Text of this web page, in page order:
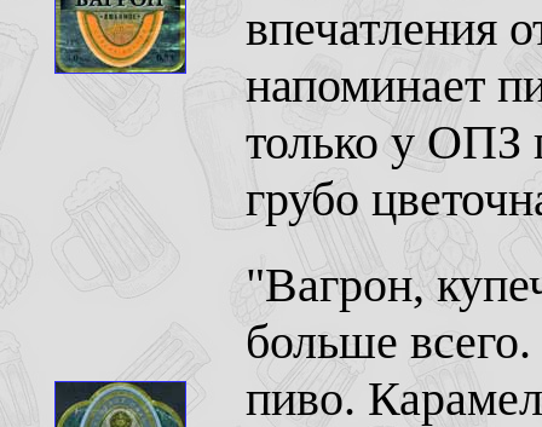
впечатления
напоминает
только у ОПЗ
грубо
"Вагрон,
больше
пиво.